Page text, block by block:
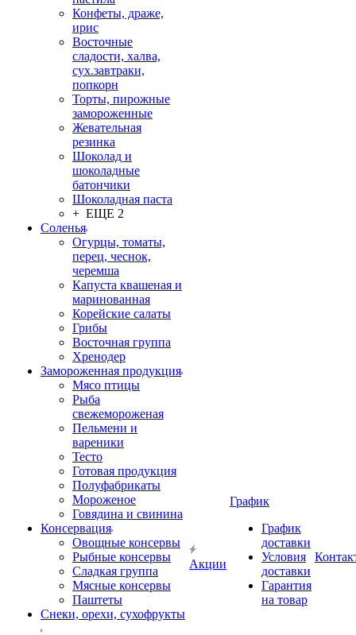
Конфеты, драже,
ирис
Восточные
сладости, халва,
сух.завтраки,
попкорн
Торты, пирожные
замороженные
Жевательная
резинка
Шоколад и
шоколадные
батончики
Шоколадная паста
+ ЕЩЕ 2
Соленья
Огурцы, томаты,
перец, чеснок,
черемша
Капуста квашеная и
маринованная
Корейские салаты
Грибы
Восточная группа
Хренодер
Замороженная продукция
Мясо птицы
Рыба
свежемороженая
Пельмени и
вареники
Тесто
Готовая продукция
Полуфабрикаты
Мороженое
Говядина и свинина
Консервация
Овощные консервы
Рыбные консервы
Сладкая группа
Мясные консервы
Паштеты
Снеки, орехи, сухофрукты
Акции
График
График
доставки
Условия
доставки
Гарантия
на товар